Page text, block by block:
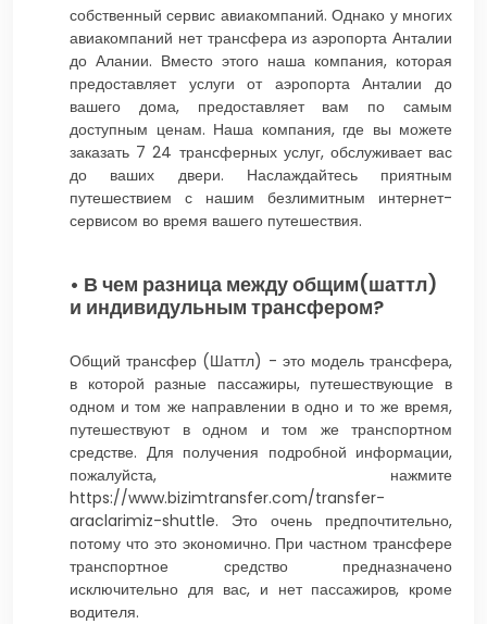
собственный сервис авиакомпаний. Однако у многих
авиакомпаний нет трансфера из аэропорта Анталии
до Алании. Вместо этого наша компания, которая
предоставляет услуги от аэропорта Анталии до
вашего дома, предоставляет вам по самым
доступным ценам. Наша компания, где вы можете
заказать 7 24 трансферных услуг, обслуживает вас
до ваших двери. Наслаждайтесь приятным
путешествием с нашим безлимитным интернет-
сервисом во время вашего путешествия.
• В чем разница между общим(шаттл)
и индивидульным трансфером?
Общий трансфер (Шаттл) - это модель трансфера,
в которой разные пассажиры, путешествующие в
одном и том же направлении в одно и то же время,
путешествуют в одном и том же транспортном
средстве. Для получения подробной информации,
пожалуйста, нажмите
https://www.bizimtransfer.com/transfer-
araclarimiz-shuttle. Это очень предпочтительно,
потому что это экономично. При частном трансфере
транспортное средство предназначено
исключительно для вас, и нет пассажиров, кроме
водителя.